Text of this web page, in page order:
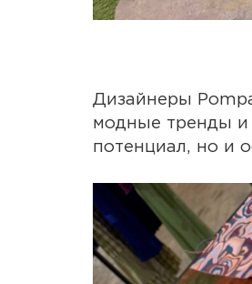
Дизайнеры
модные тренды и
потенциал, но и